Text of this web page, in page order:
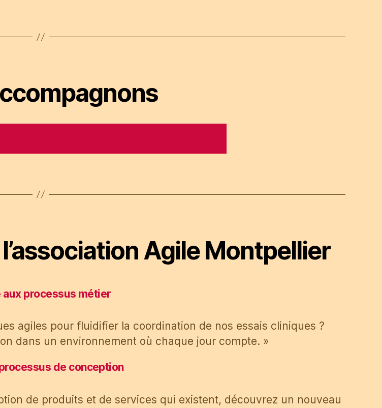
Agile Montpellier
aux processus métier
agiles pour fluidifier la coordination de nos essais cliniques ?
dans un environnement où chaque jour compte. »
de conception
de produits et de services qui existent, découvrez un nouveau